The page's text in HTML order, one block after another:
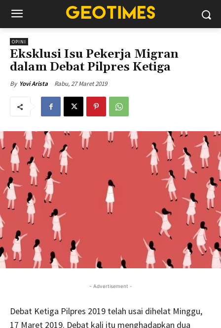
OPINI
Eksklusi Isu Pekerja Migran
dalam Debat Pilpres Ketiga
By Yovi Arista Rabu, 27 Maret 2019
- Advertisement -
Debat Ketiga Pilpres 2019 telah usai dihelat Minggu,
17 Maret 2019. Debat kali itu menghadapkan dua